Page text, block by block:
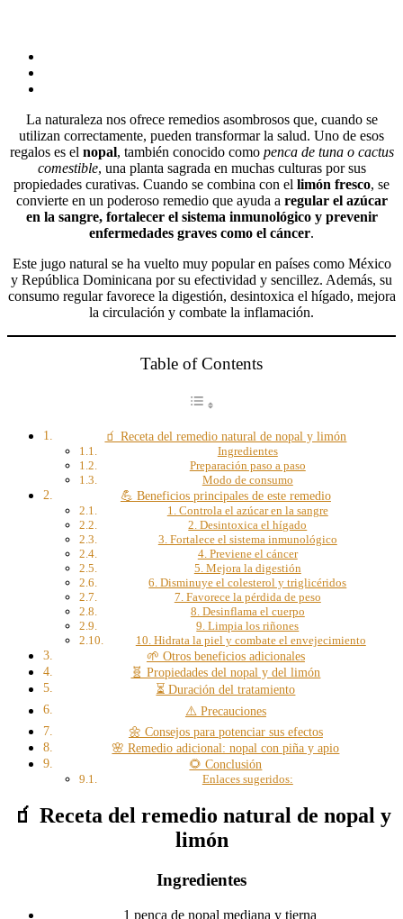
La naturaleza nos ofrece remedios asombrosos que, cuando se
utilizan correctamente, pueden transformar la salud. Uno de esos
regalos es el nopal, también conocido como penca de tuna o cactus
comestible, una planta sagrada en muchas culturas por sus
propiedades curativas. Cuando se combina con el limón fresco, se
convierte en un poderoso remedio que ayuda a regular el azúcar
en la sangre, fortalecer el sistema inmunológico y prevenir
enfermedades graves como el cáncer.
Este jugo natural se ha vuelto muy popular en países como México
y República Dominicana por su efectividad y sencillez. Además, su
consumo regular favorece la digestión, desintoxica el hígado, mejora
la circulación y combate la inflamación.
Table of Contents
🧃 Receta del remedio natural de nopal y limón
Ingredientes
Preparación paso a paso
Modo de consumo
💪 Beneficios principales de este remedio
1. Controla el azúcar en la sangre
2. Desintoxica el hígado
3. Fortalece el sistema inmunológico
4. Previene el cáncer
5. Mejora la digestión
6. Disminuye el colesterol y triglicéridos
7. Favorece la pérdida de peso
8. Desinflama el cuerpo
9. Limpia los riñones
10. Hidrata la piel y combate el envejecimiento
🌱 Otros beneficios adicionales
🧬 Propiedades del nopal y del limón
⏳ Duración del tratamiento
⚠️ Precauciones
🌼 Consejos para potenciar sus efectos
🌸 Remedio adicional: nopal con piña y apio
🌻 Conclusión
Enlaces sugeridos:
🧃 Receta del remedio natural de nopal y
limón
Ingredientes
1 penca de nopal mediana y tierna